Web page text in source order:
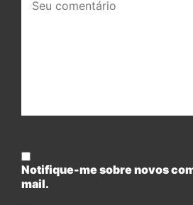
comentário:
Notifique-me sobre novos
mail.